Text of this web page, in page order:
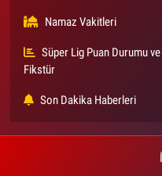
Namaz Vakitleri
Süper Lig Puan Durumu ve
Fikstür
Son Dakika Haberleri